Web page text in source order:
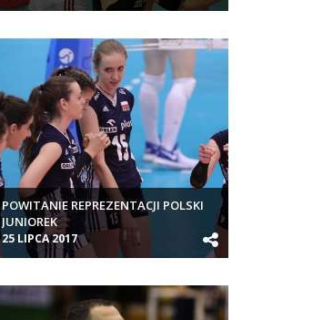
POWITANIE REPREZENTACJI POLSKI
JUNIOREK
25 LIPCA 2017